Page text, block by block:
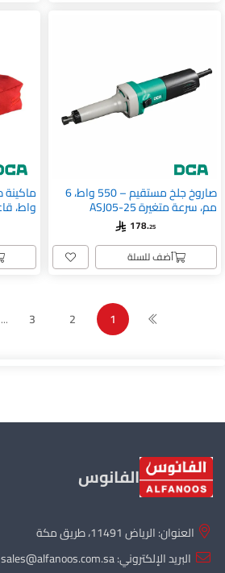
صاروخ جلخ مستقيم – 550 واط، 6
مم، سرعة متغيرة ASJ05-25
178.25
أضف للسلة
1
2
3
...
الفانوس
العنوان: الرياض 11491، طريق مكة
البريد الإلكتروني:sales@alfanoos.com.sa